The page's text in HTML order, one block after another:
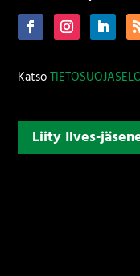
Katso
Liity Ilves-